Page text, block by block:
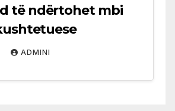
të ndërtohet mbi
ADMINI